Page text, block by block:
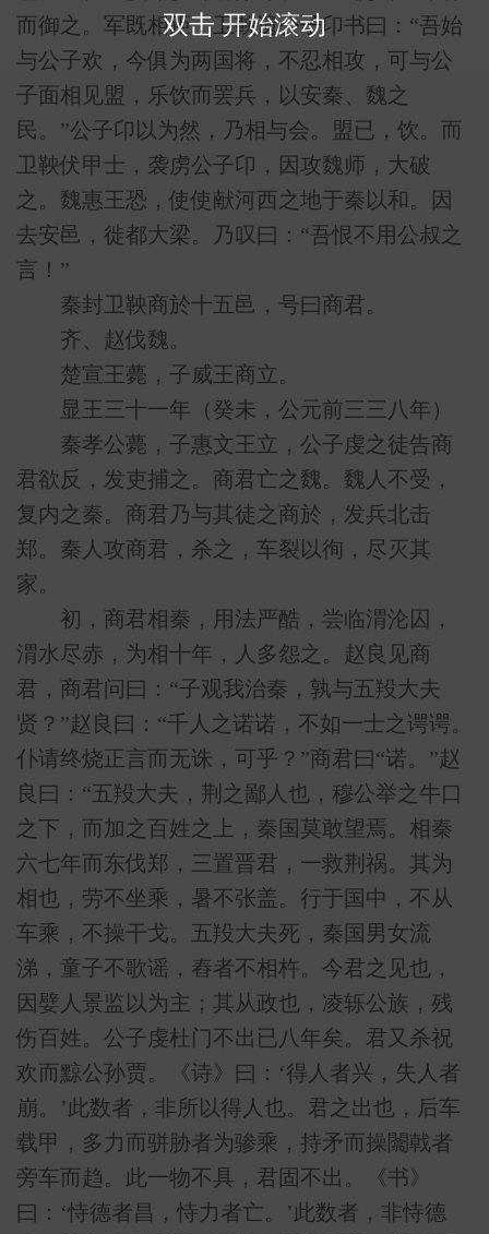
而御之。军既相距，卫鞅遗公子卬书曰：“吾始
与公子欢，今俱为两国将，不忍相攻，可与公
子面相见盟，乐饮而罢兵，以安秦、魏之
民。”公子卬以为然，乃相与会。盟已，饮。而
卫鞅伏甲士，袭虏公子卬，因攻魏师，大破
之。魏惠王恐，使使献河西之地于秦以和。因
去安邑，徙都大梁。乃叹曰：“吾恨不用公叔之
言！”
秦封卫鞅商於十五邑，号曰商君。
齐、赵伐魏。
楚宣王薨，子威王商立。
显王三十一年（癸未，公元前三三八年）
秦孝公薨，子惠文王立，公子虔之徒告商
君欲反，发吏捕之。商君亡之魏。魏人不受，
复内之秦。商君乃与其徒之商於，发兵北击
郑。秦人攻商君，杀之，车裂以徇，尽灭其
家。
初，商君相秦，用法严酷，尝临渭沦囚，
渭水尽赤，为相十年，人多怨之。赵良见商
君，商君问曰：“子观我治秦，孰与五羖大夫
贤？”赵良曰：“千人之诺诺，不如一士之谔谔。
仆请终烧正言而无诛，可乎？”商君曰“诺。”赵
良曰：“五羖大夫，荆之鄙人也，穆公举之牛口
之下，而加之百姓之上，秦国莫敢望焉。相秦
六七年而东伐郑，三置晋君，一救荆祸。其为
相也，劳不坐乘，暑不张盖。行于国中，不从
车乘，不操干戈。五羖大夫死，秦国男女流
涕，童子不歌谣，舂者不相杵。今君之见也，
因嬖人景监以为主；其从政也，凌轹公族，残
伤百姓。公子虔杜门不出已八年矣。君又杀祝
欢而黥公孙贾。《诗》曰：‘得人者兴，失人者
崩。’此数者，非所以得人也。君之出也，后车
载甲，多力而骈胁者为骖乘，持矛而操闟戟者
旁车而趋。此一物不具，君固不出。《书》
曰：‘恃德者昌，恃力者亡。’此数者，非恃德
双击 开始滚动